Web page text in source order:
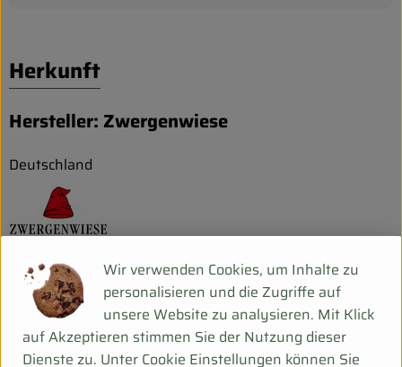
Herkunft
Hersteller: Zwergenwiese
Deutschland
ZWERGENWIESE Naturkost GmbH
D 24887 Silberstedt
Die Zwergenwiese Naturkost GmbH steht seit über 40
Jahren für liebevoll und sorgfältig hergestellte Bio-
Wir verwenden Cookies, um Inhalte zu
personalisieren und die Zugriffe auf
unsere Website zu analysieren. Mit Klick
auf Akzeptieren stimmen Sie der Nutzung dieser
Dienste zu. Unter Cookie Einstellungen können Sie